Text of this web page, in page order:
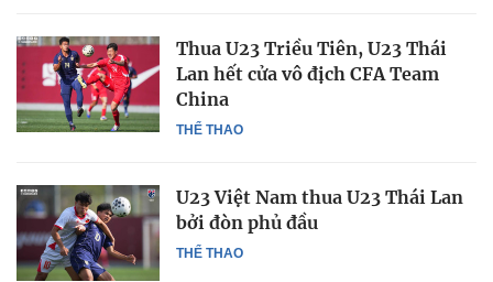
THỂ THAO
Thua U23 Triều Tiên, U23 Thái
Lan hết cửa vô địch CFA Team
China
THỂ THAO
U23 Việt Nam thua U23 Thái Lan
bởi đòn phủ đầu